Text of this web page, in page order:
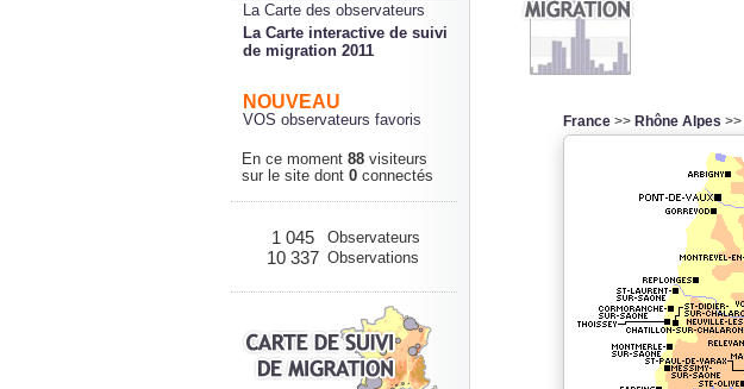
La Carte des observateurs
La Carte interactive de suivi
de migration 2011
NOUVEAU
VOS observateurs favoris
En ce moment 88visiteurs
sur le site dont 0connectés
1 045 Observateurs
10 337 Observations
France>> Rhône Alpes >>